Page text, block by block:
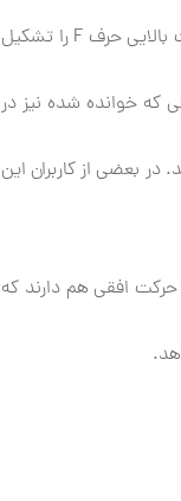
۱. كاربران ابتدا در یك حركت افقی چشم بخش های بالایی صفحات را می خوانند. این حركت قسمت بالایی حرف F را تشكیل
كه خوانده شده نیز در
بعضی از كاربران این
حركت افقی هم دارند كه